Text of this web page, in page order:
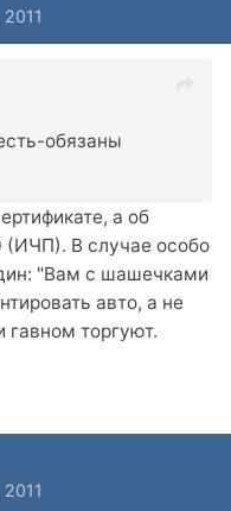
обязаны
а об
В случае особо
"Вам с шашечками
авто, а не
гавном торгуют.